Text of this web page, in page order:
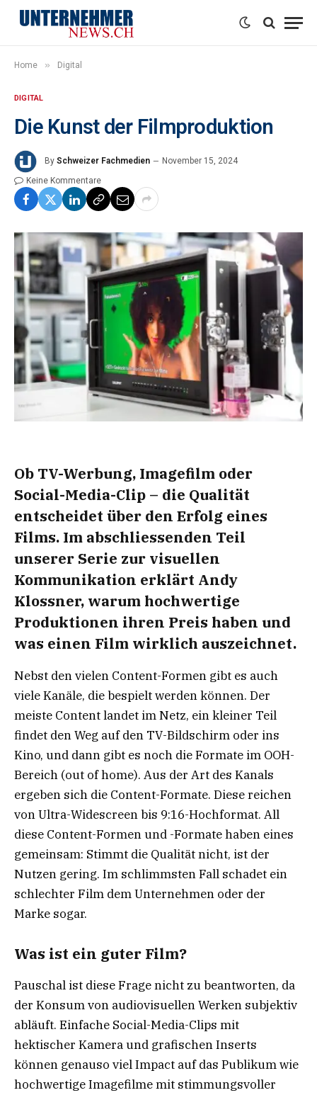
Home » Digital
DIGITAL
Die Kunst der Filmproduktion
By Schweizer Fachmedien
November 15, 2024
Keine Kommentare
Ob TV-Werbung, Imagefilm oder
Social-Media-Clip – die Qualität
entscheidet über den Erfolg eines
Films. Im abschliessenden Teil
unserer Serie zur visuellen
Kommunikation erklärt Andy
Klossner, warum hochwertige
Produktionen ihren Preis haben und
was einen Film wirklich auszeichnet.
Nebst den vielen Content-Formen gibt es auch
viele Kanäle, die bespielt werden können. Der
meiste Content landet im Netz, ein kleiner Teil
findet den Weg auf den TV-Bildschirm oder ins
Kino, und dann gibt es noch die Formate im OOH-
Bereich (out of home). Aus der Art des Kanals
ergeben sich die Content-Formate. Diese reichen
von Ultra-Widescreen bis 9:16-Hochformat. All
diese Content-Formen und -Formate haben eines
gemeinsam: Stimmt die Qualität nicht, ist der
Nutzen gering. Im schlimmsten Fall schadet ein
schlechter Film dem Unternehmen oder der
Marke sogar.
Was ist ein guter Film?
Pauschal ist diese Frage nicht zu beantworten, da
der Konsum von audiovisuellen Werken subjektiv
abläuft. Einfache Social-Media-Clips mit
hektischer Kamera und grafischen Inserts
können genauso viel Impact auf das Publikum wie
hochwertige Imagefilme mit stimmungsvoller